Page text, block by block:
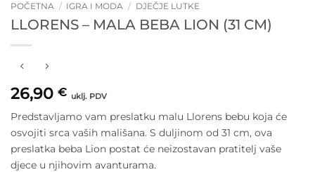
POČETNA / IGRA I MODA / DJEČJE LUTKE
LLORENS – MALA BEBA LION (31 CM)
26,90 € uklj. PDV
Predstavljamo vam preslatku malu Llorens bebu koja će
osvojiti srca vaših mališana. S duljinom od 31 cm, ova
preslatka beba Lion postat će neizostavan pratitelj vaše
djece u njihovim avanturama.